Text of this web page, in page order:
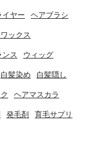
イヤー ヘアブラシ
ックス
ス ウィッグ
白髪染め 白髪隠し
ヘアマスカラ
発毛剤 育毛サプリ